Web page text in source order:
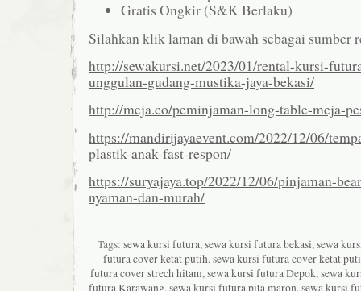
Gratis Ongkir (S&K Berlaku)
Silahkan klik laman di bawah sebagai sumber
http://sewakursi.net/2023/01/rental-kursi-
unggulan-gudang-mustika-jaya-bekasi/
http://meja.co/peminjaman-long-table-meja-
https://mandirijayaevent.com/2022/12/06/
plastik-anak-fast-respon/
https://suryajaya.top/2022/12/06/pinjaman-
nyaman-dan-murah/
Tags: sewa kursi futura,sewa kursi futura bekasi,sewa
futura cover ketat putih,sewa kursi futura cover ketat
futura cover strech hitam,sewa kursi futura Depok,sewa
futura Karawang,sewa kursi futura pita maron,sewa kursi